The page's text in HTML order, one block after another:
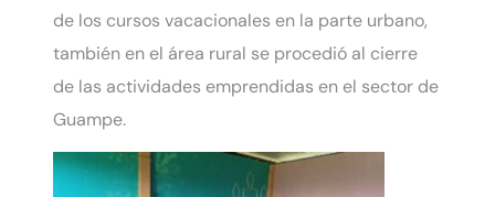
de los cursos vacacionales en la parte urbano,
también en el área rural se procedió al cierre
de las actividades emprendidas en el sector de
Guampe.